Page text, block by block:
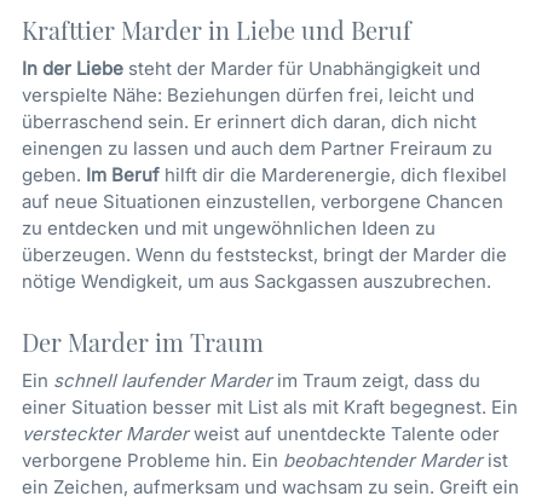
Krafttier Marder in Liebe und Beruf
In der Liebe steht der Marder für Unabhängigkeit und
verspielte Nähe: Beziehungen dürfen frei, leicht und
überraschend sein. Er erinnert dich daran, dich nicht
einengen zu lassen und auch dem Partner Freiraum zu
geben. Im Beruf hilft dir die Marderenergie, dich flexibel
auf neue Situationen einzustellen, verborgene Chancen
zu entdecken und mit ungewöhnlichen Ideen zu
überzeugen. Wenn du feststeckst, bringt der Marder die
nötige Wendigkeit, um aus Sackgassen auszubrechen.
Der Marder im Traum
Ein schnell laufender Marderim Traum zeigt, dass du
einer Situation besser mit List als mit Kraft begegnest. Ein
versteckter Marderweist auf unentdeckte Talente oder
verborgene Probleme hin. Ein beobachtender Marderist
ein Zeichen, aufmerksam und wachsam zu sein. Greift ein